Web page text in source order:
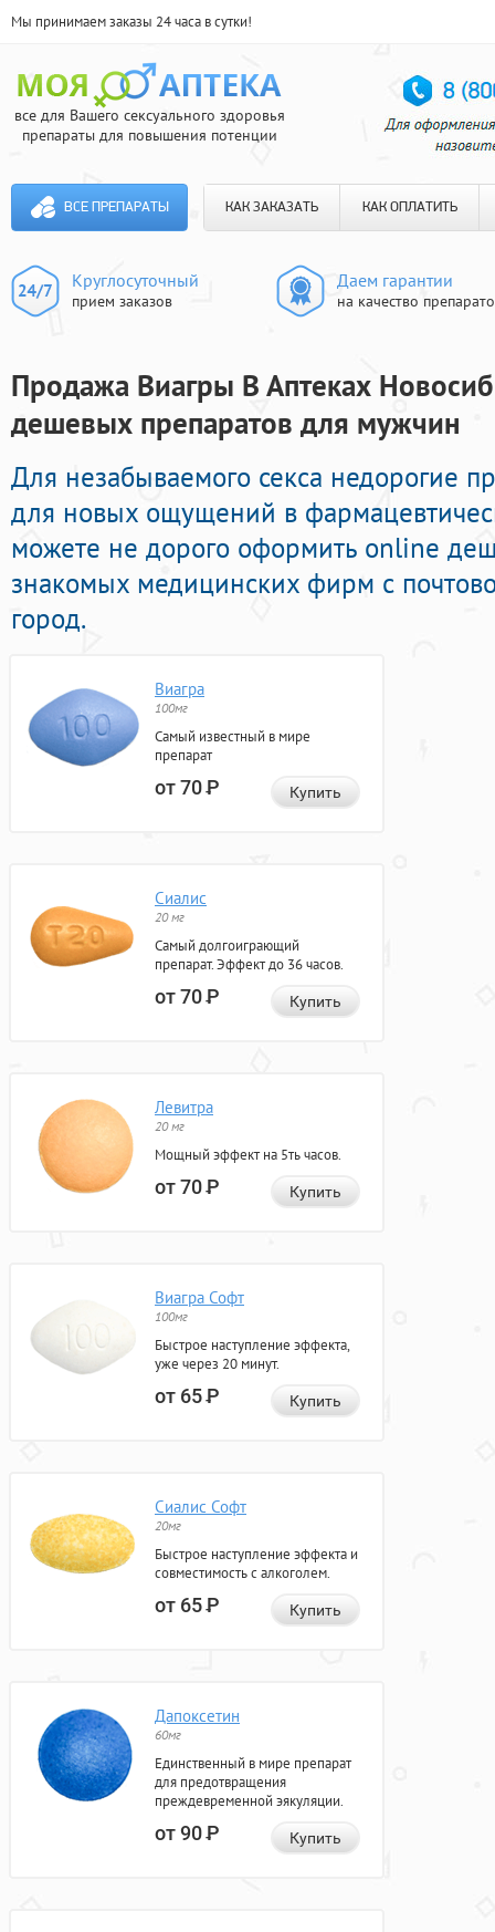
Мы принимаем заказы 24 часа в сутки!
все для Вашего сексуального здоровья
препараты для повышения потенции
ВСЕ ПРЕПАРАТЫ КАК ЗАКАЗАТЬ КАК ОПЛАТИТЬ
Круглосуточный
прием заказов
Даем гарантии
на качество
Продажа Виагры В Аптеках
дешевых препаратов для мужчин
Для незабываемого секса недорогие
для новых ощущений в
можете не дорого оформить online
знакомых медицинских фирм с
город.
Виагра
100мг
Самый известный в мире
препарат
от 70Р Купить
Сиалис
20 мг
Самый долгоиграющий
препарат. Эффект до 36 часов.
от 70Р Купить
Левитра
20 мг
Мощный эффект на 5ть часов.
от 70Р Купить
Виагра Софт
100мг
Быстрое наступление эффекта,
уже через 20 минут.
от 65Р Купить
Сиалис Софт
20мг
Быстрое наступление эффекта и
совместимость с алкоголем.
от 65Р Купить
Дапоксетин
60мг
Единственный в мире препарат
для предотвращения
преждевременной эякуляции.
от 90Р Купить